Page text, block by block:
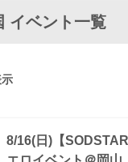
イベント一覧
8/16(日)【